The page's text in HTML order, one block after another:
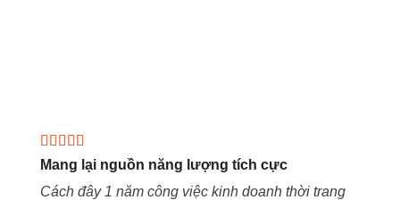
Mang lại nguồn năng lượng tích cực
Cách đây 1 năm công việc kinh doanh thời trang